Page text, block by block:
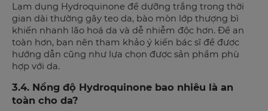
Lạm dụng Hydroquinone để dưỡng trắng trong thời
gian dài thường gây teo da, bào mòn lớp thượng bì
khiến nhanh lão hoá da và dễ nhiễm độc hơn. Để an
toàn hơn, bạn nên tham khảo ý kiến bác sĩ để được
hướng dẫn cũng như lựa chọn được sản phẩm phù
hợp với da.
3.4. Nồng độ Hydroquinone bao nhiêu là an
toàn cho da?